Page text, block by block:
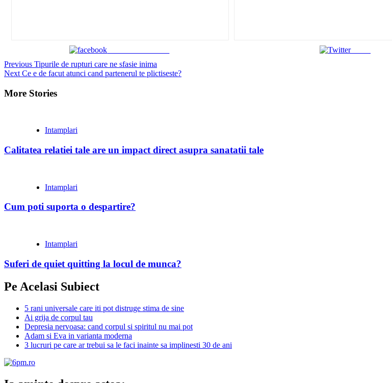
Tweet
Continue
Reading
Previous Tipurile de rupturi care ne sfasie inima
Next Ce e de facut atunci cand partenerul te plictiseste?
More Stories
Intamplari
Calitatea relatiei tale are un impact direct asupra sanatatii tale
Intamplari
Cum poti suporta o despartire?
Intamplari
Suferi de quiet quitting la locul de munca?
Pe Acelasi Subiect
5 rani universale care iti pot distruge stima de sine
Ai grija de corpul tau
Depresia nervoasa: cand corpul si spiritul nu mai pot
Adam si Eva in varianta moderna
3 lucruri pe care ar trebui sa le faci inainte sa implinesti 30 de ani